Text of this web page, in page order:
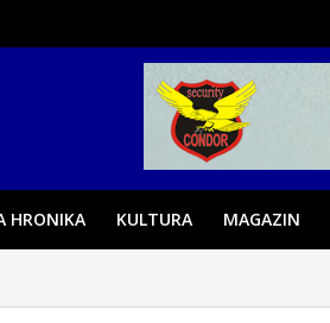
HRONIKA KULTURA MAGAZIN